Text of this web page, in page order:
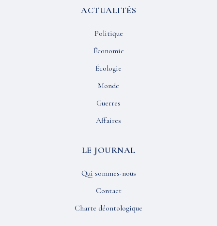
ACTUALITÉS
Politique
Économie
Écologie
Monde
Guerres
Affaires
LE JOURNAL
Qui sommes-nous
Contact
Charte déontologique